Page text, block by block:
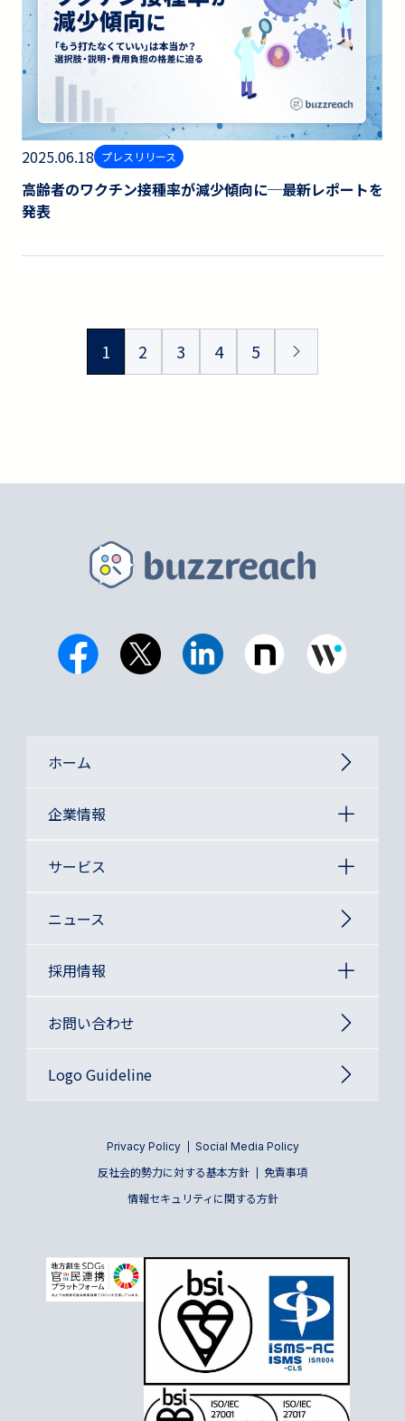
2025.06.18 プレスリリース
高齢者のワクチン接種率が減少傾向に─最新レポートを
発表
1 2 3 4 5
ホーム
企業情報
サービス
ニュース
採用情報
お問い合わせ
Logo Guideline
Privacy Policy
Social Media Policy
反社会的勢力に対する基本方針
免責事項
情報セキュリティに関する方針